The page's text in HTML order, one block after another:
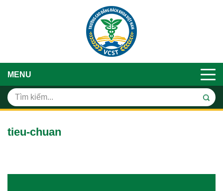
MENU
tieu-chuan